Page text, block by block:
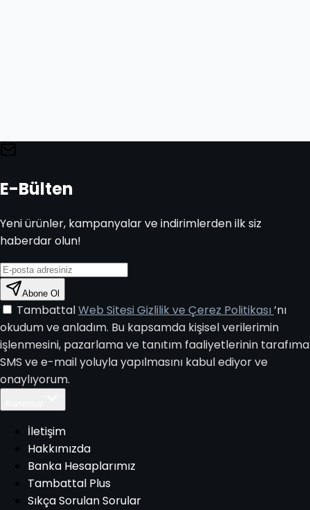
E-Bülten
Yeni ürünler, kampanyalar ve indirimlerden ilk siz
haberdar olun!
Abone Ol
TambattalWeb Sitesi Gizlilik ve Çerez Politikası’nı
okudum ve anladım. Bu kapsamda kişisel verilerimin
işlenmesini, pazarlama ve tanıtım faaliyetlerinin tarafıma
SMS ve e-mail yoluyla yapılmasını kabul ediyor ve
onaylıyorum.
İletişim
Hakkımızda
Banka Hesaplarımız
Tambattal Plus
Sıkça Sorulan Sorular